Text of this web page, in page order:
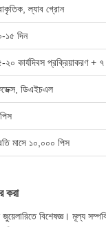
ল্যাব গ্রোন
১৫ দিন
২০ কার্যদিবস প্রক্রিয়াকরণ + ৭
ডিএইচএল
মাসে ১০,০০০ পিস
করা
বিশেষজ্ঞ। মূল্য